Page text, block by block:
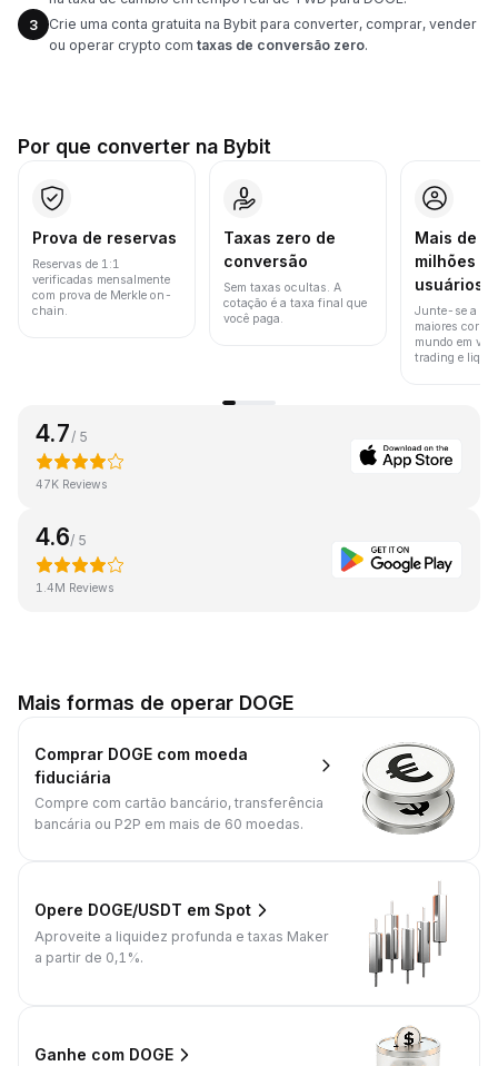
3
Crie uma conta gratuita na Bybit para converter, comprar, vender
ou operar crypto com taxas de conversão zero.
Por que converter na Bybit
Prova de reservas
Reservas de 1:1
verificadas mensalmente
com prova de Merkle on-
chain.
Taxas zero de
conversão
Sem taxas ocultas. A
cotação é a taxa final que
você paga.
Mais de
milhões
usuários
Junte-se a
maiores
mundo em
trading e
4.7 / 5
47K Reviews
4.6/ 5
1.4M Reviews
Mais formas de operar DOGE
Comprar DOGE com moeda
fiduciária
Compre com cartão bancário, transferência
bancária ou P2P em mais de 60 moedas.
Opere DOGE/USDT em Spot
Aproveite a liquidez profunda e taxas Maker
a partir de 0,1%.
Ganhe com DOGE